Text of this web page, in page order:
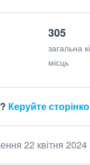
305
загальна
місць
Керуйте
22 квітня 2024